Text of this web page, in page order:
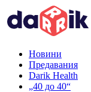
Новини
Предавания
Darik Health
„40 до 40“